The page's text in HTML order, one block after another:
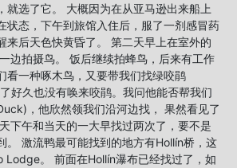
就选了它。 大概因为在从亚马逊出来船上
状态，下午到旅馆入住后，服了一剂感冒药
来后天色快黄昏了。 第二天早上在室外的
边拍摄鸟。 饭后继续拍蜂鸟，后来有工作
看一种啄木鸟，又要带我们找绿咬鹃
好久也没有唤来咬鹃。我问他能否帮我们
，他欣然领我们沿河边找， 果然看见了
下午和当天的一大早找过两次了，要不是
。 激流鸭最可能找到的地方有Hollín桥，这
Lodge。 前面在Hollín瀑布已经找过了，如